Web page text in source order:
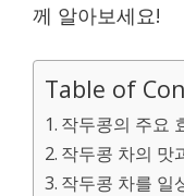
께 알아보세요!
Table of
작두콩의 주요
작두콩 차의 맛
작두콩 차를 일